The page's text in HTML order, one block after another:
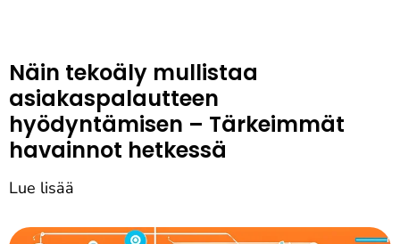
Näin tekoäly mullistaa
asiakaspalautteen
hyödyntämisen – Tärkeimmät
havainnot hetkessä
Lue lisää